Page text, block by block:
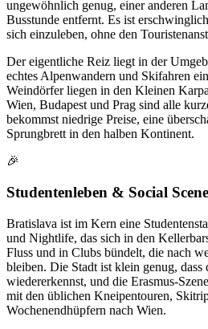
ungewöhnlich genug, einer anderen
Busstunde entfernt. Es ist
sich einzuleben, ohne den
Der eigentliche Reiz liegt in der
echtes Alpenwandern und Skifahren
Weindörfer liegen in den Kleinen
Wien, Budapest und Prag sind alle
bekommst niedrige Preise, eine
Sprungbrett in den halben Kontinent.
🎉
Studentenleben & Social Scene
Bratislava ist im Kern eine
und Nightlife, das sich in den
Fluss und in Clubs bündelt, die nach
bleiben. Die Stadt ist klein genug, dass
wiedererkennst, und die Erasmus-
mit den üblichen Kneipentouren,
Wochenendhüpfern nach Wien.